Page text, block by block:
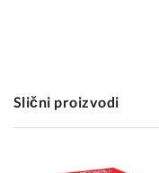
Slični proizvodi